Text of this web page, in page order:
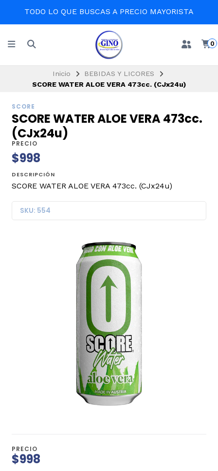
TODO LO QUE BUSCAS A PRECIO MAYORISTA
0
Inicio
BEBIDAS Y LICORES
SCORE WATER ALOE VERA 473cc. (CJx24u)
SCORE
SCORE WATER ALOE VERA 473cc.
(CJx24u)
PRECIO
$998
DESCRIPCIÓN
SCORE WATER ALOE VERA 473cc. (CJx24u)
SKU: 554
PRECIO
$998